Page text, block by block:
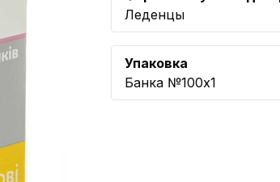
Леденцы
Упаковка
Банка №100x1